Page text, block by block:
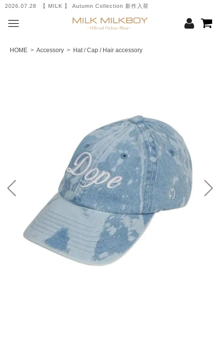
2026.07.28 【 MILK 】 Autumn Collection 新作入荷
HOME > Accessory > Hat / Cap / Hair accessory